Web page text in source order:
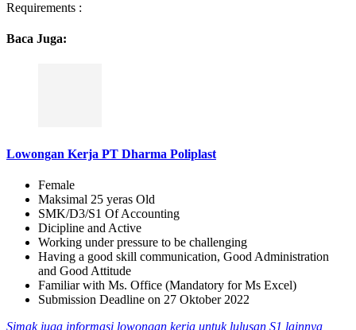
Requirements :
Baca Juga:
Lowongan Kerja PT Dharma Poliplast
Female
Maksimal 25 yeras Old
SMK/D3/S1 Of Accounting
Dicipline and Active
Working under pressure to be challenging
Having a good skill communication, Good Administration
and Good Attitude
Familiar with Ms. Office (Mandatory for Ms Excel)
Submission Deadline on 27 Oktober 2022
Simak juga informasi lowongan kerja untuk lulusan S1 lainnya